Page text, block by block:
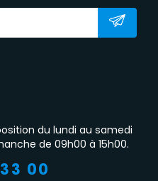
du lundi au samedi
de 09h00 à 15h00.
00